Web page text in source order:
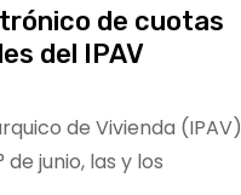
de cuotas
del IPAV
de Vivienda (IPAV)
junio, las y los